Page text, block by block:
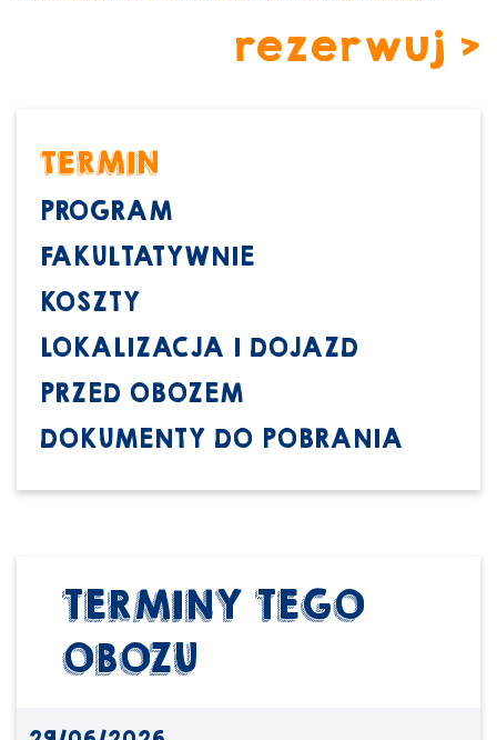
rezerwuj >
TERMIN
PROGRAM
FAKULTATYWNIE
KOSZTY
LOKALIZACJA I DOJAZD
PRZED OBOZEM
DOKUMENTY DO POBRANIA
TERMINY TEGO
OBOZU